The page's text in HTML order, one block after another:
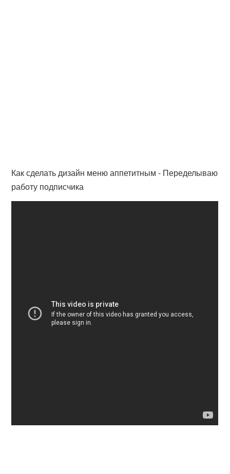
Как сделать дизайн меню аппетитным - Переделываю
работу подписчика